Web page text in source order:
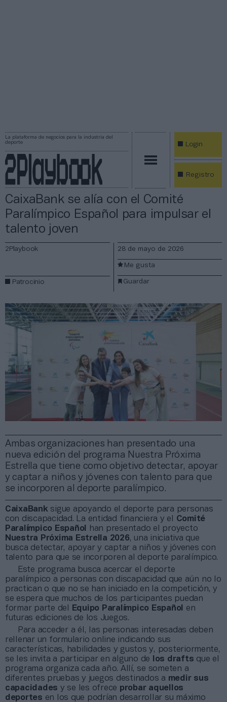
La plataforma de negocios para la industria del
deporte
Login
Registro
CaixaBank se alía con el Comité
Paralímpico Español para impulsar el
talento joven
Ambas organizaciones han presentado una
nueva edición del programa Nuestra Próxima
Estrella que tiene como objetivo detectar, apoyar
y captar a niños y jóvenes con talento para que
se incorporen al deporte paralímpico.
2Playbook
Patrocinio
28 de mayo de 2026
Guardar
Me gusta
CaixaBank sigue apoyando el deporte para personas
con discapacidad. La entidad financiera y el Comité
Paralímpico Español
han presentado el proyecto
Nuestra Próxima Estrella 2026, una iniciativa que
busca detectar, apoyar y captar a niños y jóvenes con
talento para que se incorporen al deporte paralímpico.
Este programa busca acercar el deporte
paralímpico a personas con discapacidad que aún no lo
practican o que no se han iniciado en la competición, y
se espera que muchos de los participantes puedan
formar parte del
Equipo Paralímpico Español en
futuras ediciones de los Juegos.
Para acceder a él, las personas interesadas deben
rellenar un formulario online indicando sus
características, habilidades y gustos y, posteriormente,
se les invita a participar en alguno de
los drafts que el
programa organiza cada año. Allí, se someten a
diferentes pruebas y juegos destinados a medir sus
capacidades y se les ofrece probar aquellos
deportes en los que podrían desarrollar su máximo